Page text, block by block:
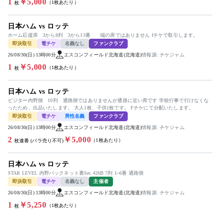
枚￥5,000 （1枚あたり）
日本ハム vs ロッテ
ホーム応援席 3から8列 3から13番 端の席ではありません fチケで取引します。
即決取引
電チケ 名義なし ファンクラブ
26/08/30(日) 13時00分 エスコンフィールド北海道(北海道)情報源: チケジャム
1 枚￥5,000 （1枚あたり）
日本ハム vs ロッテ
ビジター内野側 10列 通路側ではありませんが通路に近い席です 学校行事で行けなくな
ったため、出品いたします。 大人1枚、子供1枚です。 Fチケにて分配いたします。
即決取引
電チケ 男性名義 ファンクラブ
26/08/30(日) 13時00分 エスコンフィールド北海道(北海道)情報源: チケジャム
2 枚連番 (バラ売り不可) ￥5,000 （1枚あたり）
日本ハム vs ロッテ
STAR LEVEL 内野パックネット裏Sec.426B 7列 1~6番 通路側
即決取引
電チケ 名義なし 主催者
26/08/30(日) 13時00分 エスコンフィールド北海道(北海道)情報源: チケジャム
1 枚￥5,250 （1枚あたり）